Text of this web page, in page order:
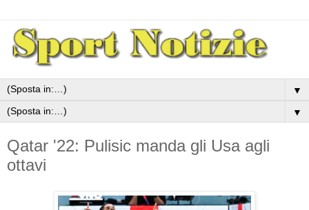
▼
▼
Qatar '22: Pulisic manda gli Usa agli
ottavi